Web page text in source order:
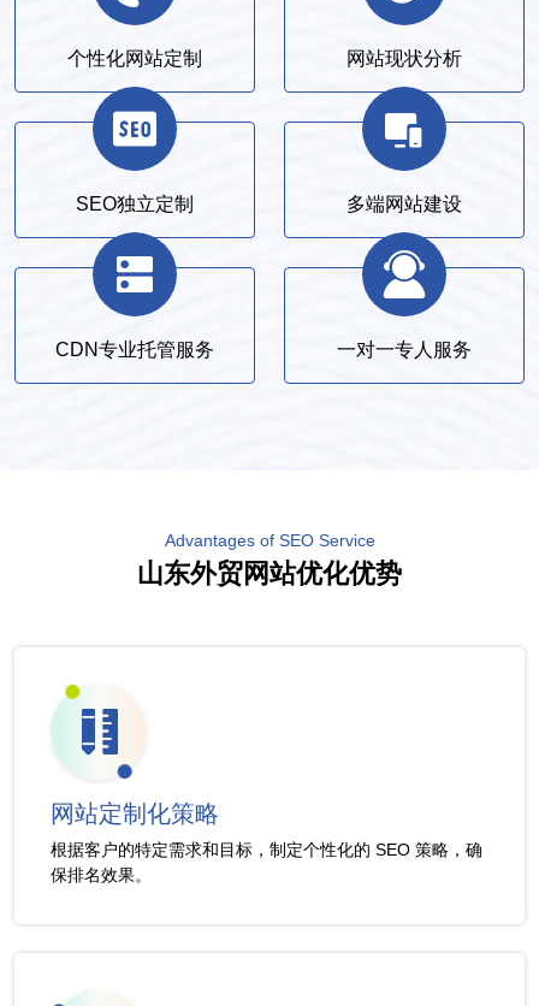
个性化网站定制 网站现状分析
SEO独立定制 多端网站建设
CDN专业托管服务 一对一专人服务
Advantages of SEO Service
山东外贸网站优化优势
网站定制化策略
根据客户的特定需求和目标，制定个性化的 SEO 策略，确
保排名效果。